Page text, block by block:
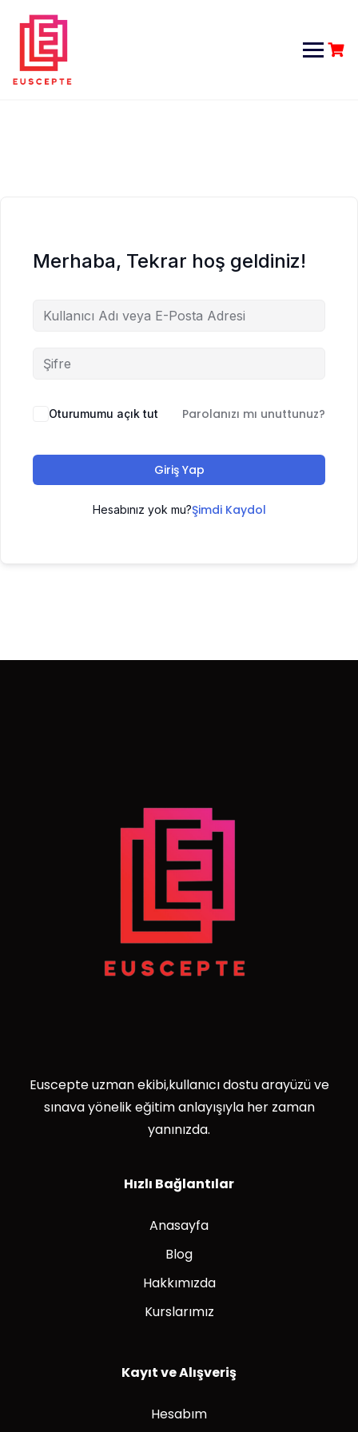
content
Merhaba, Tekrar hoş geldiniz!
Oturumumu açık tut Parolanızı mı unuttunuz?
Giriş Yap
Hesabınız yok mu?Şimdi Kaydol
Euscepte uzman ekibi,kullanıcı dostu arayüzü ve
sınava yönelik eğitim anlayışıyla her zaman
yanınızda.
Hızlı Bağlantılar
Anasayfa
Blog
Hakkımızda
Kurslarımız
Kayıt ve Alışveriş
Hesabım